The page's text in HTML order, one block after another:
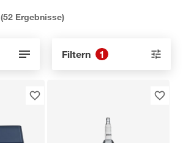
(52 Ergebnisse)
Filtern 1